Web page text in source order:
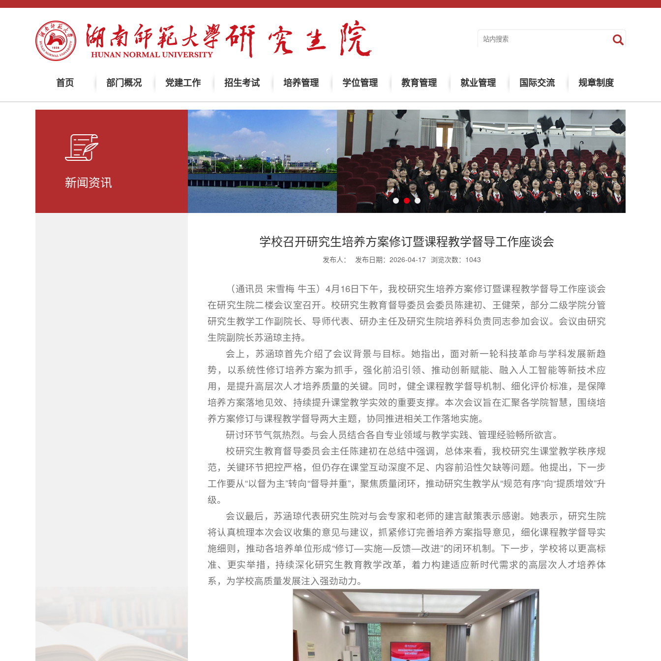
首页 部门概况 党建工作 招生考试 培养管理 学位管理 教育管理 就业管理 国际交流 规章制度
新闻资讯
学校召开研究生培养方案修订暨课程教学督导工作座谈会
发布人： 发布日期：2026-04-17 浏览次数： 1043
（通讯员 宋雪梅 牛玉）4月16日下午，我校研究生培养方案修订暨课程教学督导工作座谈会
在研究生院二楼会议室召开。校研究生教育督导委员会委员陈建初、王健荣，部分二级学院分管
研究生教学工作副院长、导师代表、研办主任及研究生院培养科负责同志参加会议。会议由研究
生院副院长苏涵琼主持。
会上，苏涵琼首先介绍了会议背景与目标。她指出，面对新一轮科技革命与学科发展新趋
势，以系统性修订培养方案为抓手，强化前沿引领、推动创新赋能、融入人工智能等新技术应
用，是提升高层次人才培养质量的关键。同时，健全课程教学督导机制、细化评价标准，是保障
培养方案落地见效、持续提升课堂教学实效的重要支撑。本次会议旨在汇聚各学院智慧，围绕培
养方案修订与课程教学督导两大主题，协同推进相关工作落地实施。
研讨环节气氛热烈。与会人员结合各自专业领域与教学实践、管理经验畅所欲言。
校研究生教育督导委员会主任陈建初在总结中强调，总体来看，我校研究生课堂教学秩序规
范，关键环节把控严格，但仍存在课堂互动深度不足、内容前沿性欠缺等问题。他提出，下一步
工作要从“以督为主”转向“督导并重”，聚焦质量闭环，推动研究生教学从“规范有序”向“提质增效”升
级。
会议最后，苏涵琼代表研究生院对与会专家和老师的建言献策表示感谢。她表示，研究生院
将认真梳理本次会议收集的意见与建议，抓紧修订完善培养方案指导意见，细化课程教学督导实
施细则，推动各培养单位形成“修订—实施—反馈—改进”的闭环机制。下一步，学校将以更高标
准、更实举措，持续深化研究生教育教学改革，着力构建适应新时代需求的高层次人才培养体
系，为学校高质量发展注入强劲动力。